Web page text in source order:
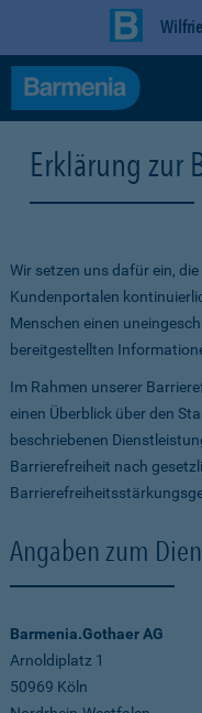
Erklärung zur
Wir setzen uns dafür ein,
Kundenportalen
Menschen einen
bereitgestellten
Im Rahmen unserer
einen Überblick über den
beschriebenen
Barrierefreiheit nach
Angaben zum
Barmenia.Gothaer AG
Arnoldiplatz 1
50969 Köln